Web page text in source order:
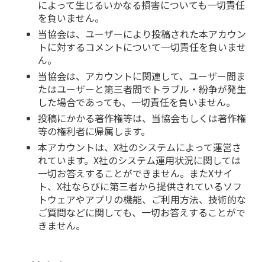
によって生じるいかなる損害についても一切責任
を負いません。
当協会は、ユーザーにより投稿された本アカウン
トに対するコメントについて一切責任を負いませ
ん。
当協会は、アカウントに関連して、ユーザー間ま
たはユーザーと第三者間でトラブル・紛争が発生
した場合であっても、一切責任を負いません。
投稿にかかる著作権等は、当協会もしくは著作権
等の権利者に帰属します。
本アカウントは、X社のシステムによって運営さ
れています。X社のシステム運用状況に関しては
一切お答えすることができません。またXサイ
ト、X社ならびに第三者から提供されているソフ
トウェアやアプリの機能、ご利用方法、技術的な
ご質問などに関しても、一切お答えすることがで
きません。